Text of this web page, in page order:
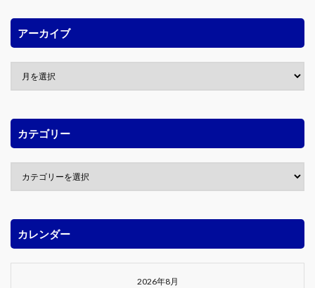
アーカイブ
カテゴリー
カレンダー
2026年8月